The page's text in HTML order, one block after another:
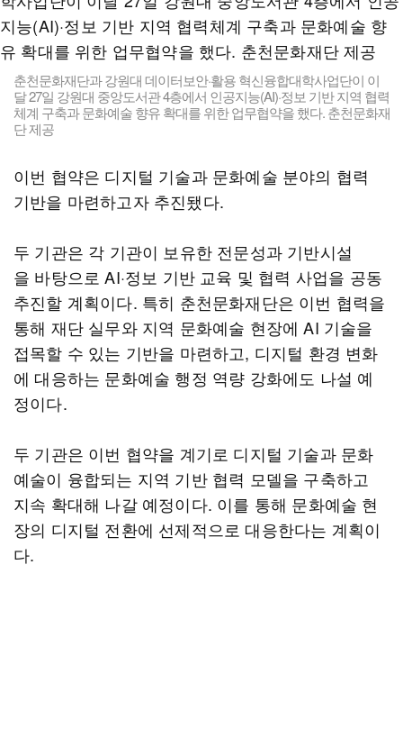
춘천문화재단과 강원대 데이터보안·활용 혁신융합대학사업단이 이
달 27일 강원대 중앙도서관 4층에서 인공지능(AI)·정보 기반 지역 협력
체계 구축과 문화예술 향유 확대를 위한 업무협약을 했다. 춘천문화재
단 제공
이번 협약은 디지털 기술과 문화예술 분야의 협력
기반을 마련하고자 추진됐다.
두 기관은 각 기관이 보유한 전문성과 기반시설
을 바탕으로 AI·정보 기반 교육 및 협력 사업을 공동
추진할 계획이다. 특히 춘천문화재단은 이번 협력을
통해 재단 실무와 지역 문화예술 현장에 AI 기술을
접목할 수 있는 기반을 마련하고, 디지털 환경 변화
에 대응하는 문화예술 행정 역량 강화에도 나설 예
정이다.
두 기관은 이번 협약을 계기로 디지털 기술과 문화
예술이 융합되는 지역 기반 협력 모델을 구축하고
지속 확대해 나갈 예정이다. 이를 통해 문화예술 현
장의 디지털 전환에 선제적으로 대응한다는 계획이
다.